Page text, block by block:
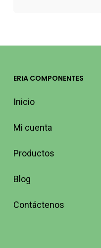
ERIA COMPONENTES
Inicio
Mi cuenta
Productos
Blog
Contáctenos